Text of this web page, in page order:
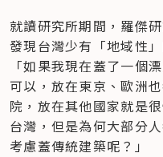
就讀研究所期間，羅傑
發現台灣少有「地域性
「如果我現在蓋了一個
可以，放在東京、歐洲
院，放在其他國家就是
台灣，但是為何大部分
考慮蓋傳統建築呢？」